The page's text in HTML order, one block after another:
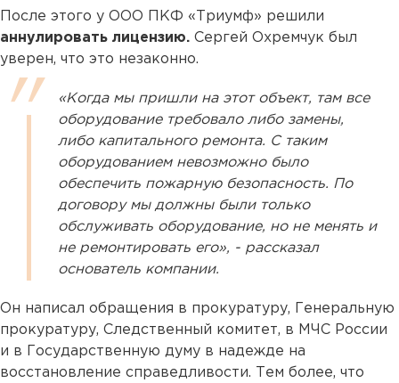
После этого у ООО ПКФ «Триумф» решили
аннулировать лицензию. Сергей Охремчук был
уверен, что это незаконно.
«Когда мы пришли на этот объект, там все
оборудование требовало либо замены,
либо капитального ремонта. С таким
оборудованием невозможно было
обеспечить пожарную безопасность. По
договору мы должны были только
обслуживать оборудование, но не менять и
не ремонтировать его», - рассказал
основатель компании.
Он написал обращения в прокуратуру, Генеральную
прокуратуру, Следственный комитет, в МЧС России
и в Государственную думу в надежде на
восстановление справедливости. Тем более, что